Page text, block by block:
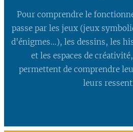
Pour comprendre le
passe par les jeux (jeux
d'énigmes...), les dessins, les
et les espaces de
permettent de comprendre
leurs